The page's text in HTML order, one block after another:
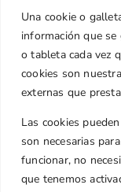
Una cookie o
información que
o tableta cada vez
cookies son
externas que
Las cookies
son necesarias
funcionar, no
que tenemos
Centre de
Caballero,